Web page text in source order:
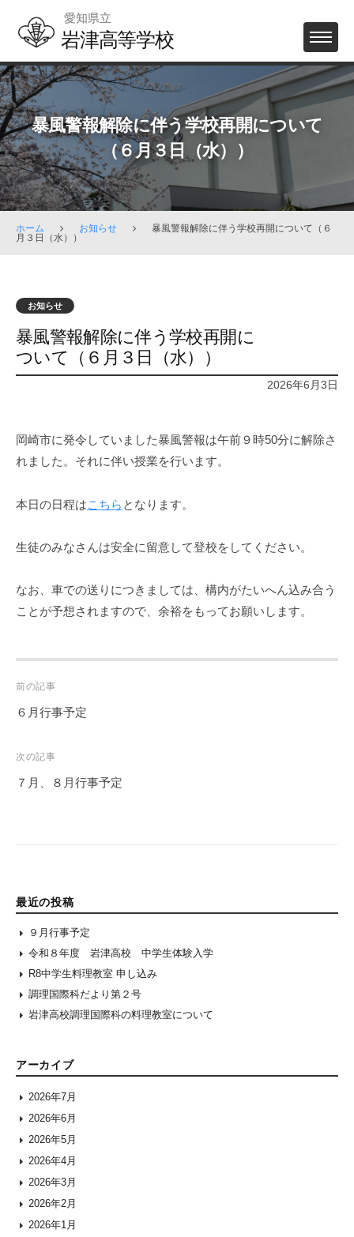
content
愛知県立
岩津高等学校 MENU
暴風警報解除に伴う学校再開について
（６月３日（水））
ホーム お知らせ
暴風警報解除に伴う学校再開について（６
月３日（水））
お知らせ
暴風警報解除に伴う学校再開に
ついて（６月３日（水））
2026年6月3日
岡崎市に発令していました暴風警報は午前９時50分に解除さ
れました。それに伴い授業を行います。
本日の日程はこちら となります。
生徒のみなさんは安全に留意して登校をしてください。
なお、車での送りにつきましては、構内がたいへん込み合う
ことが予想されますので、余裕をもってお願いします。
Post
navigation
前の記事
６月行事予定
次の記事
７月、８月行事予定
最近の投稿
９月行事予定
令和８年度 岩津高校 中学生体験入学
R8中学生料理教室 申し込み
調理国際科だより第２号
岩津高校調理国際科の料理教室について
アーカイブ
2026年7月
2026年6月
2026年5月
2026年4月
2026年3月
2026年2月
2026年1月